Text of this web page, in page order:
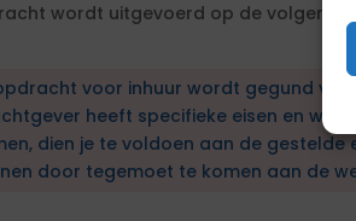
wordt uitgevoerd op de volgende
voor inhuur wordt gegund via
heeft specifieke eisen en
dien je te voldoen aan de gestelde
door tegemoet te komen aan de